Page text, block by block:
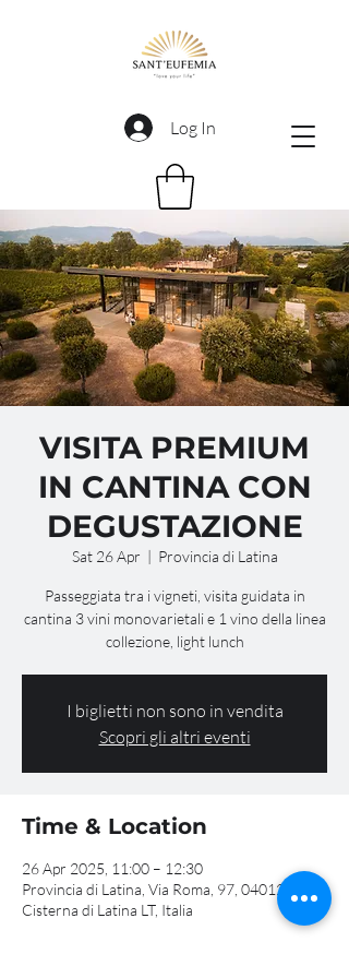
Log In
VISITA PREMIUM
IN CANTINA CON
DEGUSTAZIONE
Sat 26 Apr
  |
Provincia di Latina
Passeggiata tra i vigneti, visita guidata in
cantina 3 vini monovarietali e 1 vino della linea
collezione, light lunch
I biglietti non sono in vendita
Scopri gli altri eventi
Time & Location
26 Apr 2025, 11:00 – 12:30
Provincia di Latina, Via Roma, 97, 04012
Cisterna di Latina LT, Italia